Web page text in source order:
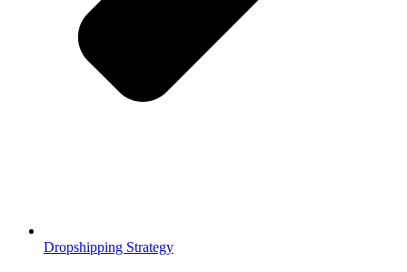
Dropshipping Strategy